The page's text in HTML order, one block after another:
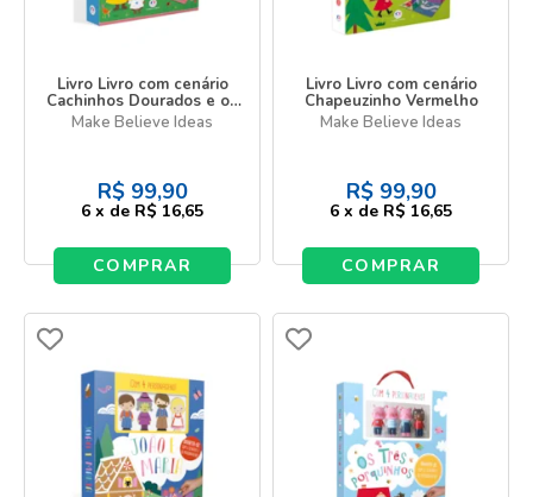
Livro Livro com cenário
Cachinhos Dourados e os
três ursos
Make Believe Ideas
R$ 99,90
6 x de R$ 16,65
COMPRAR
Livro Livro com cenário
Chapeuzinho Vermelho
Make Believe Ideas
R$ 99,90
6 x de R$ 16,65
COMPRAR